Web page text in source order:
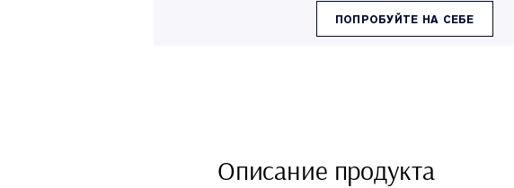
ПОПРОБУЙТЕ НА СЕБЕ
Описание продукта